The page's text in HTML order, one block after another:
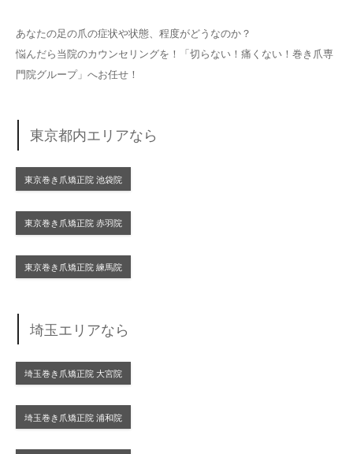
あなたの足の爪の症状や状態、程度がどうなのか？
悩んだら当院のカウンセリングを！「切らない！痛くない！巻き爪専
門院グループ」へお任せ！
東京都内エリアなら
東京巻き爪矯正院 池袋院
東京巻き爪矯正院 赤羽院
東京巻き爪矯正院 練馬院
埼玉エリアなら
埼玉巻き爪矯正院 大宮院
埼玉巻き爪矯正院 浦和院